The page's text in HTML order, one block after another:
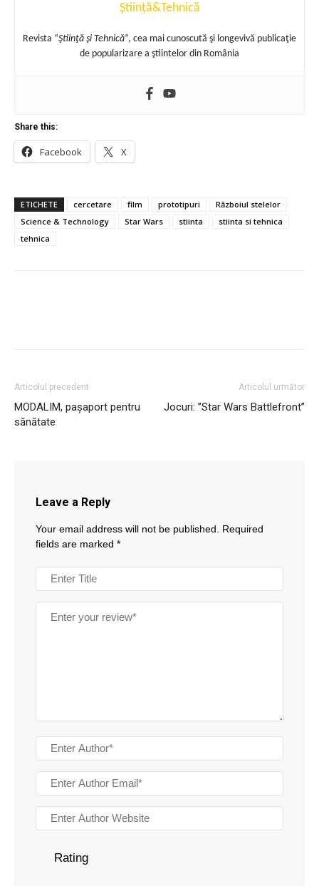
Știință&Tehnică
Revista “Ştiinţă şi Tehnică“, cea mai cunoscută şi longevivă publicaţie
de popularizare a ştiintelor din România
Share this:
Facebook X
ETICHETE cercetare film prototipuri
Războiul stelelor
Science & Technology
Star Wars stiinta
stiinta si tehnica
tehnica
Articolul precedent
MODALIM, pașaport pentru
sănătate
Articolul următor
Jocuri: ”Star Wars Battlefront”
Leave a Reply
Your email address will not be published.
Required
fields are marked *
Rating